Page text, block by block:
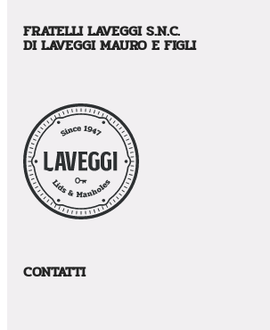
FRATELLI LAVEGGI S.N.C.
DI LAVEGGI MAURO E FIGLI
CONTATTI